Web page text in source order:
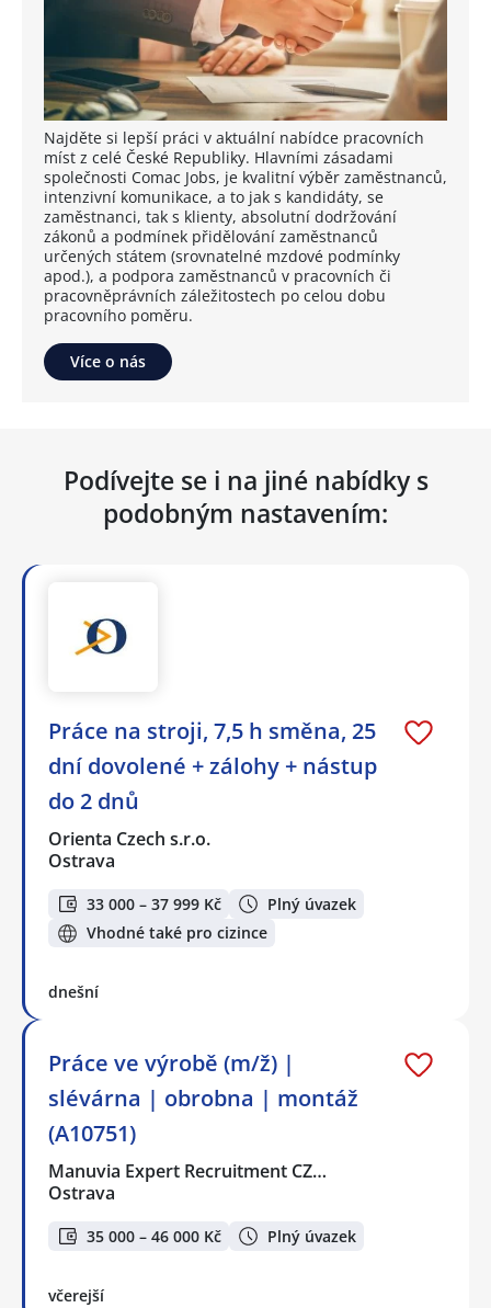
Najděte si lepší práci v aktuální nabídce pracovních
míst z celé České Republiky. Hlavními zásadami
společnosti Comac Jobs, je kvalitní výběr zaměstnanců,
intenzivní komunikace, a to jak s kandidáty, se
zaměstnanci, tak s klienty, absolutní dodržování
zákonů a podmínek přidělování zaměstnanců
určených státem (srovnatelné mzdové podmínky
apod.), a podpora zaměstnanců v pracovních či
pracovněprávních záležitostech po celou dobu
pracovního poměru.
Více o nás
Podívejte se i na jiné nabídky s
podobným nastavením:
Práce na stroji, 7,5 h směna, 25
dní dovolené + zálohy + nástup
do 2 dnů
Orienta Czech s.r.o.
Ostrava
33 000 – 37 999 Kč
Plný úvazek
Vhodné také pro cizince
dnešní
Práce ve výrobě (m/ž) |
slévárna | obrobna | montáž
(A10751)
Manuvia Expert Recruitment CZ…
Ostrava
35 000 – 46 000 Kč Plný úvazek
včerejší